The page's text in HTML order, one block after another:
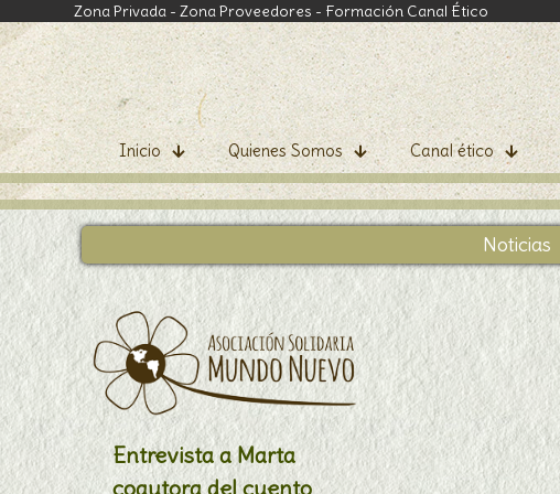
Zona Privada - Zona Proveedores - Formación Canal Ético
Inicio Quienes Somos Canal ético
Noticias
Entrevista a Marta
coautora del cuento